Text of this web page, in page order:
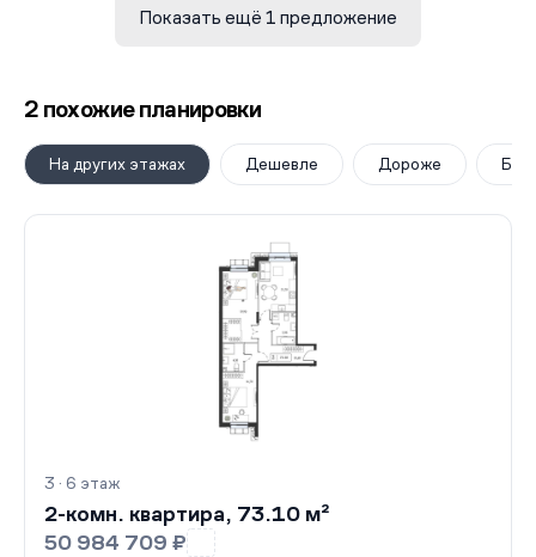
Показать ещё 1 предложение
2 похожие планировки
На других этажах Дешевле Дороже
3 · 6 этаж
2-комн. квартира, 73.10 м²
50 984 709 ₽